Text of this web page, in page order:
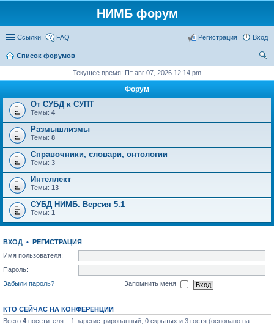
НИМБ форум
Ссылки FAQ Вход
Регистрация
Список форумов
Текущее время: Пт авг 07, 2026 12:14 pm
Форум
От СУБД к СУПТ
Темы: 4
Размышлизмы
Темы: 8
Справочники, словари, онтологии
Темы: 3
Интеллект
Темы: 13
СУБД НИМБ. Версия 5.1
Темы: 1
ВХОД • РЕГИСТРАЦИЯ
Имя пользователя:
Пароль:
Забыли пароль?
Запомнить меня
КТО СЕЙЧАС НА КОНФЕРЕНЦИИ
Всего 4 посетителя :: 1 зарегистрированный, 0 скрытых и 3 гостя (основано на